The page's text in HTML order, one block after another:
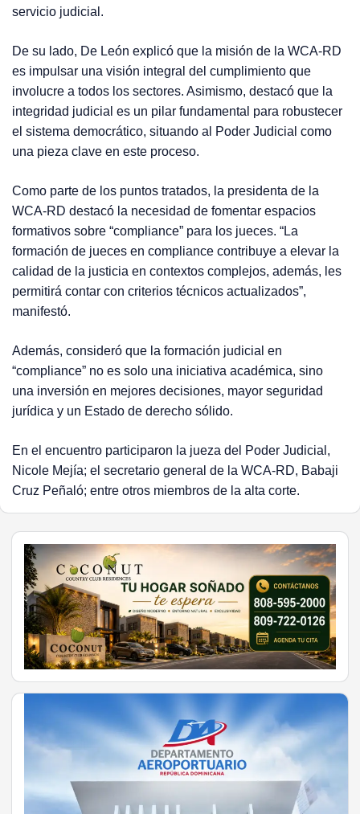
servicio judicial.
De su lado, De León explicó que la misión de la WCA-RD
es impulsar una visión integral del cumplimiento que
involucre a todos los sectores. Asimismo, destacó que la
integridad judicial es un pilar fundamental para robustecer
el sistema democrático, situando al Poder Judicial como
una pieza clave en este proceso.
Como parte de los puntos tratados, la presidenta de la
WCA-RD destacó la necesidad de fomentar espacios
formativos sobre “compliance” para los jueces. “La
formación de jueces en compliance contribuye a elevar la
calidad de la justicia en contextos complejos, además, les
permitirá contar con criterios técnicos actualizados”,
manifestó.
Además, consideró que la formación judicial en
“compliance” no es solo una iniciativa académica, sino
una inversión en mejores decisiones, mayor seguridad
jurídica y un Estado de derecho sólido.
En el encuentro participaron la jueza del Poder Judicial,
Nicole Mejía; el secretario general de la WCA-RD, Babaji
Cruz Peñaló; entre otros miembros de la alta corte.